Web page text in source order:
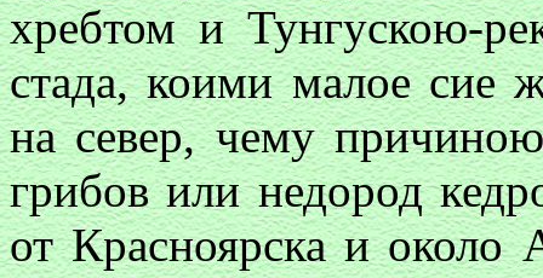
хребтом и Тунгускою-
стада, коими малое сие
на север, чему
грибов или недород
от Красноярска и около